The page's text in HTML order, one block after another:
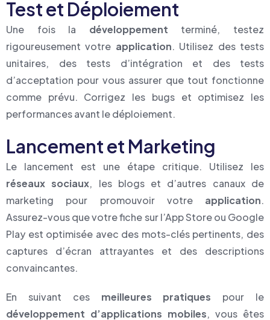
Test et Déploiement
Une fois la développement terminé, testez
rigoureusement votre application. Utilisez des tests
unitaires, des tests d’intégration et des tests
d’acceptation pour vous assurer que tout fonctionne
comme prévu. Corrigez les bugs et optimisez les
performances avant le déploiement.
Lancement et Marketing
Le lancement est une étape critique. Utilisez les
réseaux sociaux, les blogs et d’autres canaux de
marketing pour promouvoir votre application.
Assurez-vous que votre fiche sur l’App Store ou Google
Play est optimisée avec des mots-clés pertinents, des
captures d’écran attrayantes et des descriptions
convaincantes.
En suivant ces meilleures pratiques pour le
développement d’applications mobiles, vous êtes